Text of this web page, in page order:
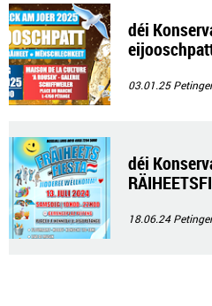
déi
03.01.25
déi
18.06.24